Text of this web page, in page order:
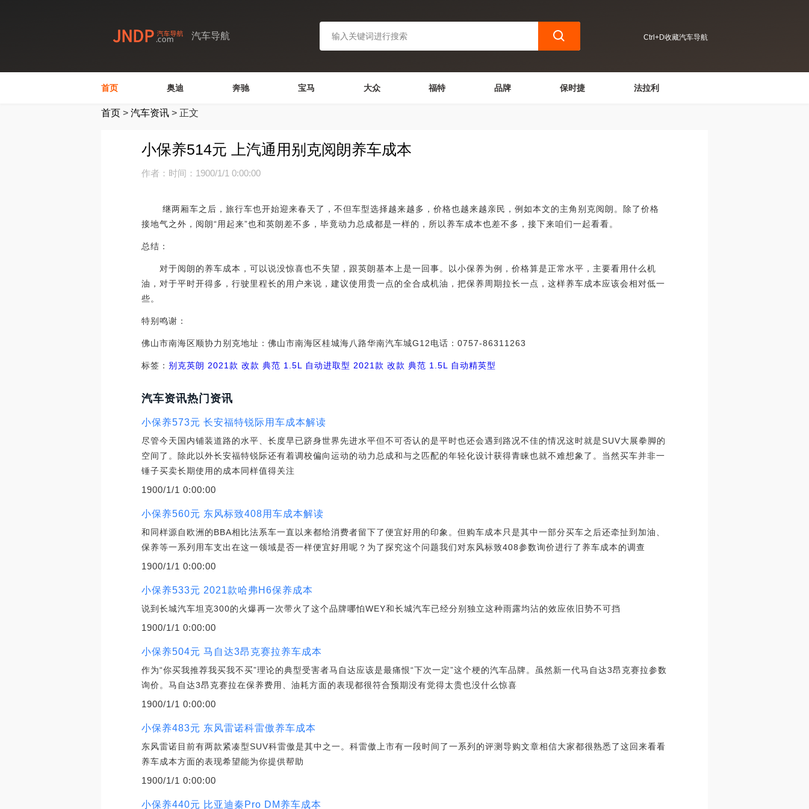
汽车导航 Ctrl+D收藏汽车导航
首页 奥迪 奔驰 宝马 大众 福特 品牌 保时捷 法拉利
首页 > 汽车资讯 > 正文
小保养514元 上汽通用别克阅朗养车成本
作者： 时间：1900/1/1 0:00:00
继两厢车之后，旅行车也开始迎来春天了，不但车型选择越来越多，价格也越来越亲民，例如本文的主角别克阅朗。除了价格
接地气之外，阅朗“用起来”也和英朗差不多，毕竟动力总成都是一样的，所以养车成本也差不多，接下来咱们一起看看。
总结：
对于阅朗的养车成本，可以说没惊喜也不失望，跟英朗基本上是一回事。以小保养为例，价格算是正常水平，主要看用什么机
油，对于平时开得多，行驶里程长的用户来说，建议使用贵一点的全合成机油，把保养周期拉长一点，这样养车成本应该会相对低一
些。
特别鸣谢：
佛山市南海区顺协力别克地址：佛山市南海区桂城海八路华南汽车城G12电话：0757-86311263
标签：别克英朗 2021款 改款 典范 1.5L 自动进取型 2021款 改款 典范 1.5L 自动精英型
汽车资讯热门资讯
小保养573元 长安福特锐际用车成本解读
尽管今天国内铺装道路的水平、长度早已跻身世界先进水平但不可否认的是平时也还会遇到路况不佳的情况这时就是SUV大展拳脚的
空间了。除此以外长安福特锐际还有着调校偏向运动的动力总成和与之匹配的年轻化设计获得青睐也就不难想象了。当然买车并非一
锤子买卖长期使用的成本同样值得关注
1900/1/1 0:00:00
小保养560元 东风标致408用车成本解读
和同样源自欧洲的BBA相比法系车一直以来都给消费者留下了便宜好用的印象。但购车成本只是其中一部分买车之后还牵扯到加油、
保养等一系列用车支出在这一领域是否一样便宜好用呢？为了探究这个问题我们对东风标致408参数询价进行了养车成本的调查
1900/1/1 0:00:00
小保养533元 2021款哈弗H6保养成本
说到长城汽车坦克300的火爆再一次带火了这个品牌哪怕WEY和长城汽车已经分别独立这种雨露均沾的效应依旧势不可挡
1900/1/1 0:00:00
小保养504元 马自达3昂克赛拉养车成本
作为“你买我推荐我买我不买”理论的典型受害者马自达应该是最痛恨“下次一定”这个梗的汽车品牌。虽然新一代马自达3昂克赛拉参数
询价。马自达3昂克赛拉在保养费用、油耗方面的表现都很符合预期没有觉得太贵也没什么惊喜
1900/1/1 0:00:00
小保养483元 东风雷诺科雷傲养车成本
东风雷诺目前有两款紧凑型SUV科雷傲是其中之一。科雷傲上市有一段时间了一系列的评测导购文章相信大家都很熟悉了这回来看看
养车成本方面的表现希望能为你提供帮助
1900/1/1 0:00:00
小保养440元 比亚迪秦Pro DM养车成本